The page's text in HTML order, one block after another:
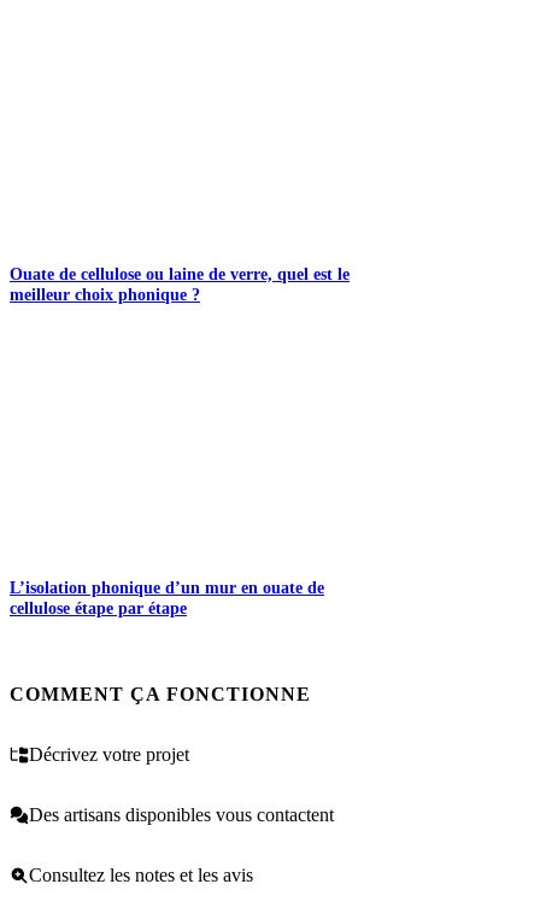
Ouate de cellulose ou laine de verre, quel est le
meilleur choix phonique ?
L’isolation phonique d’un mur en ouate de
cellulose étape par étape
COMMENT ÇA FONCTIONNE
Décrivez votre projet
Des artisans disponibles vous contactent
Consultez les notes et les avis